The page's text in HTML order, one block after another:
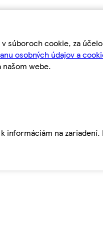
cookie, za
osobných údajov a
webe.
na zariadení.